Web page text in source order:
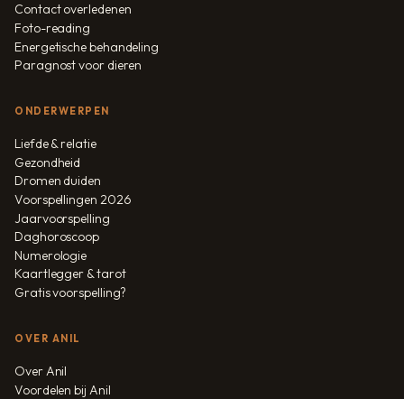
Contact overledenen
Foto-reading
Energetische behandeling
Paragnost voor dieren
ONDERWERPEN
Liefde & relatie
Gezondheid
Dromen duiden
Voorspellingen 2026
Jaarvoorspelling
Daghoroscoop
Numerologie
Kaartlegger & tarot
Gratis voorspelling?
OVER ANIL
Over Anil
Voordelen bij Anil